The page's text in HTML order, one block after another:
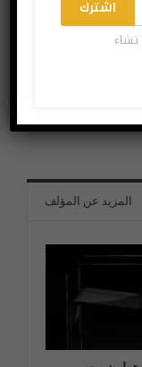
القادم
ميزة حماية
المزيد عن المؤلف
اشترك
تشاء